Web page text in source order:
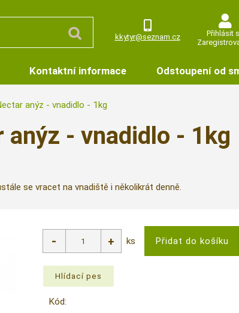
kkytyr@seznam.cz
Přihlásit
Kontaktní informace Odstoupení od
anýz - vnadidlo - 1kg
anýz - vnadidlo - 1kg
se vracet na vnadiště i několikrát denně.
ks
Kód: